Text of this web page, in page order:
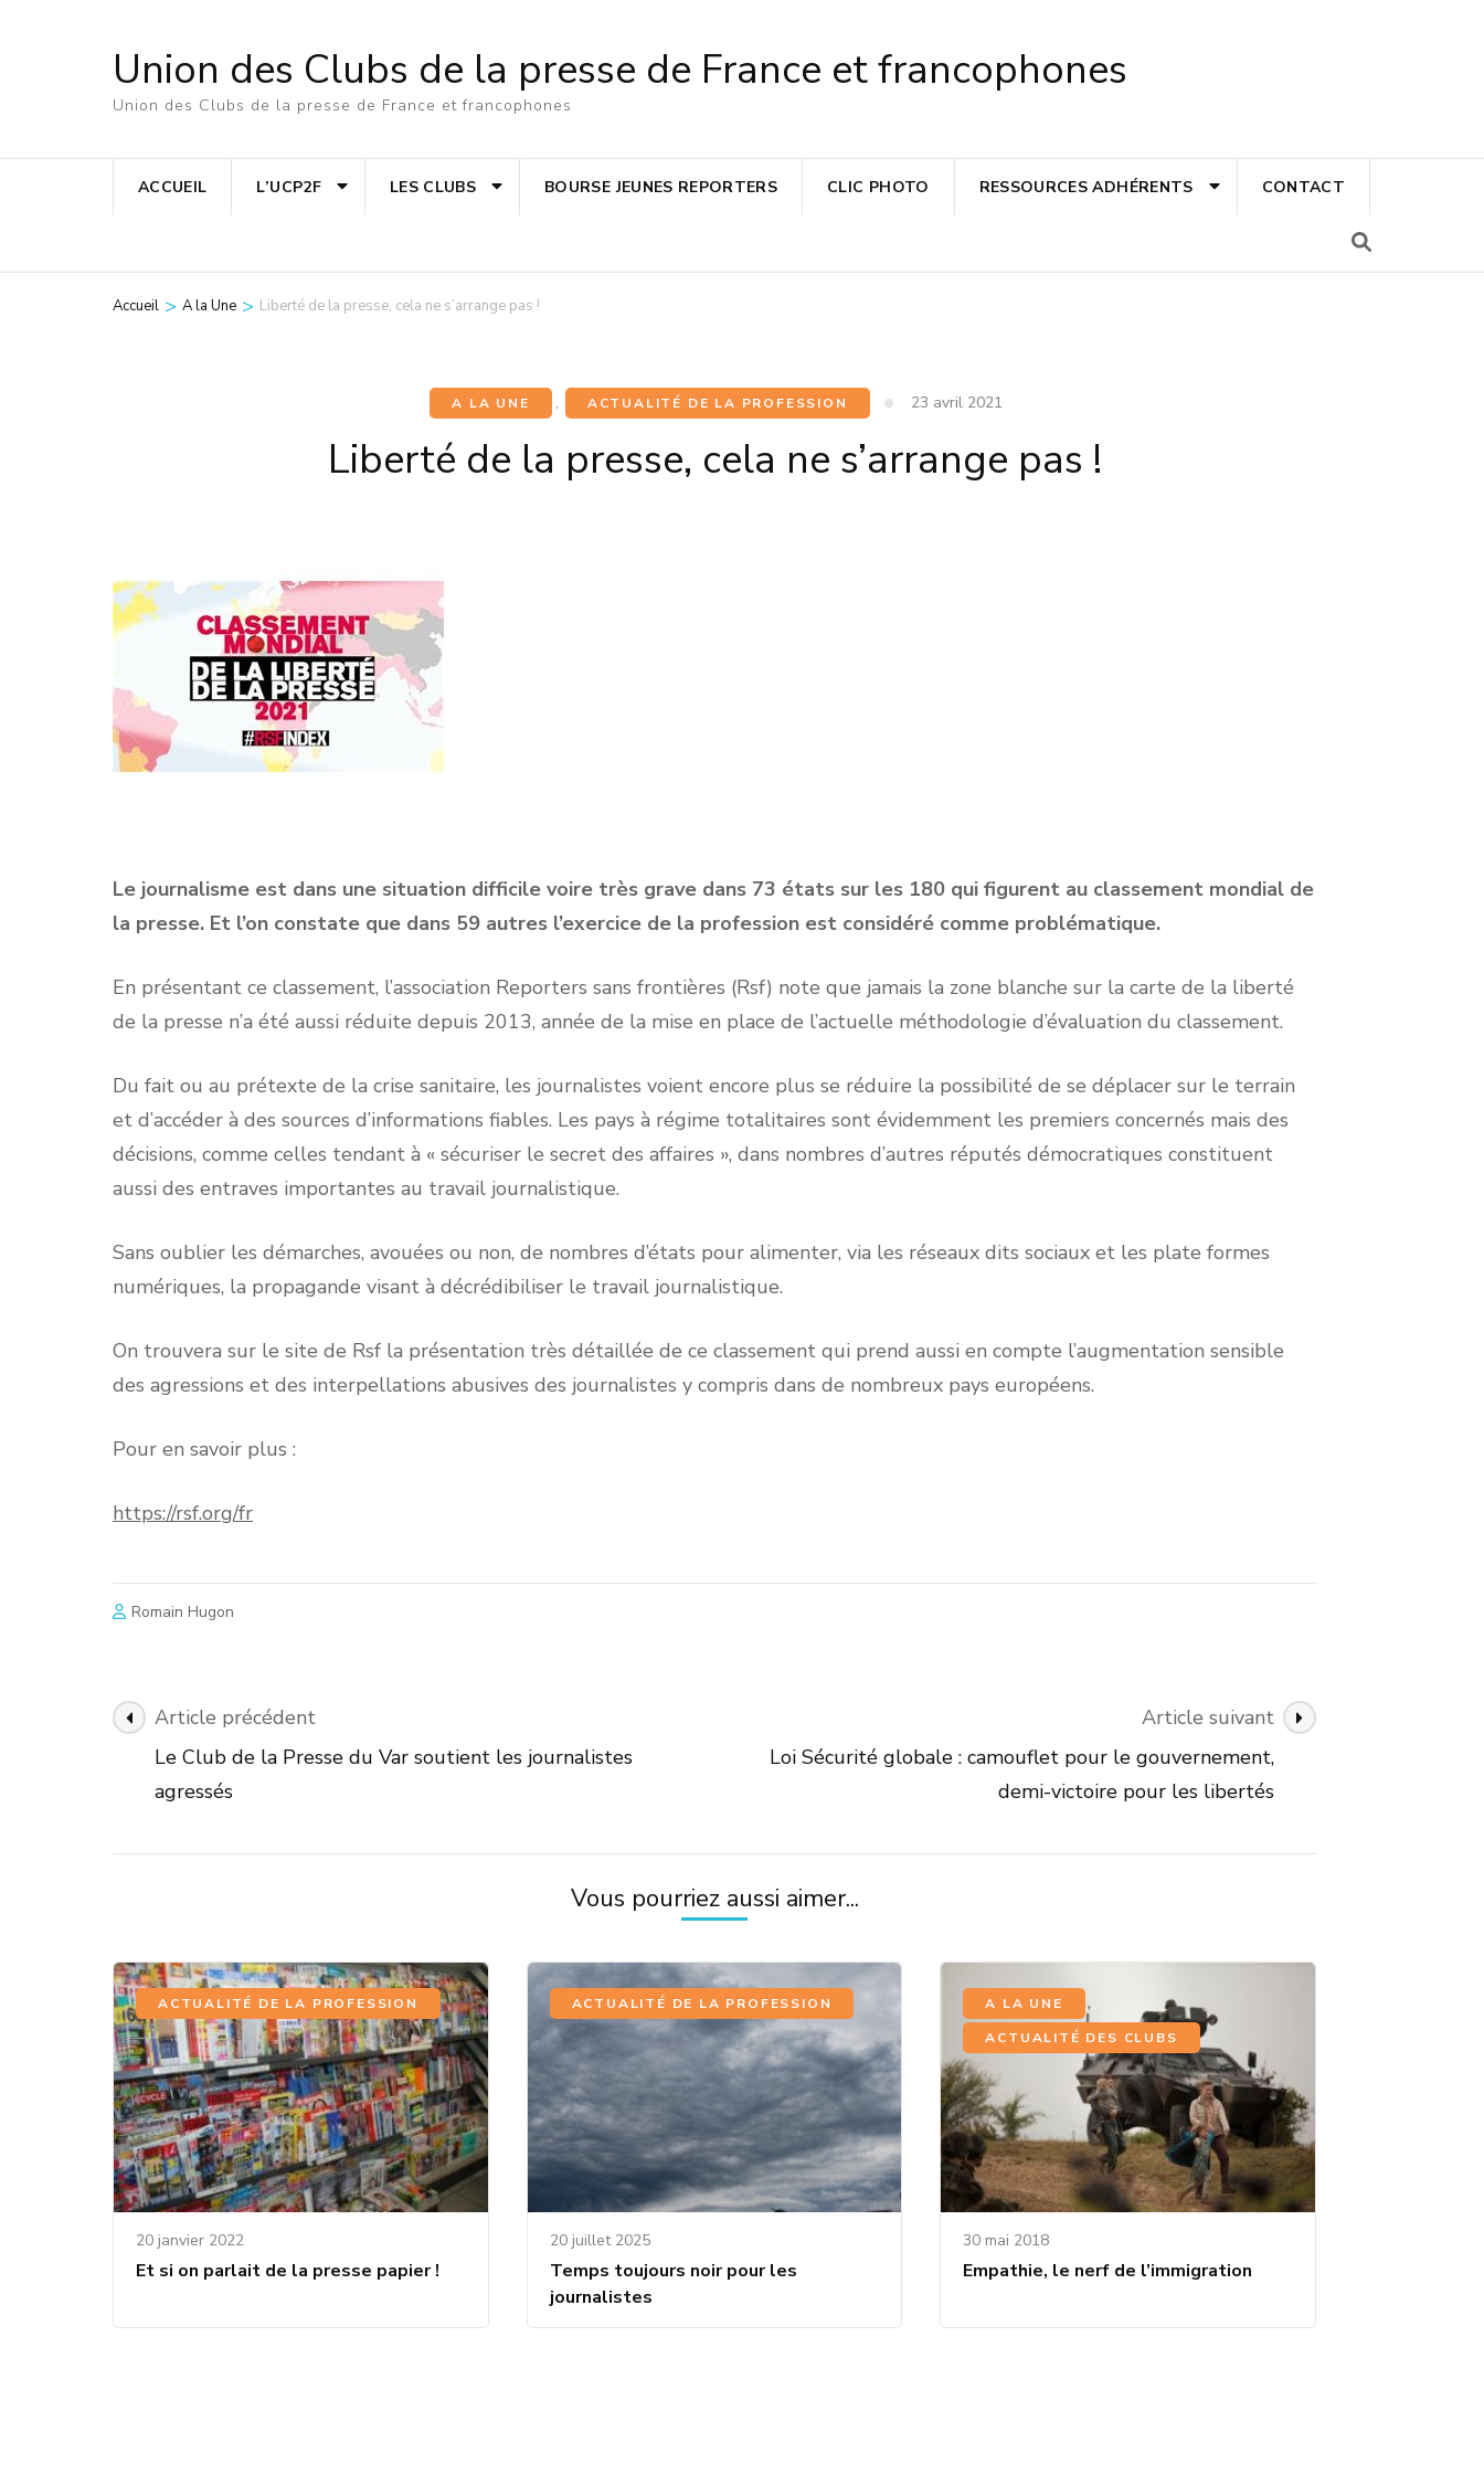
Entrée)
Union des Clubs de la presse de France et francophones
Union des Clubs de la presse de France et francophones
ACCUEIL L’UCP2F LES CLUBS BOURSE JEUNES REPORTERS CLIC PHOTO RESSOURCES ADHÉRENTS CONTACT
Accueil > A la Une > Liberté de la presse, cela ne s’arrange pas !
A LA UNE , ACTUALITÉ DE LA PROFESSION 23 avril 2021
Liberté de la presse, cela ne s’arrange pas !
Le journalisme est dans une situation difficile voire très grave dans 73 états sur les 180 qui figurent au classement mondial de
la presse. Et l’on constate que dans 59 autres l’exercice de la profession est considéré comme problématique.
En présentant ce classement, l’association Reporters sans frontières (Rsf) note que jamais la zone blanche sur la carte de la liberté
de la presse n’a été aussi réduite depuis 2013, année de la mise en place de l’actuelle méthodologie d’évaluation du classement.
Du fait ou au prétexte de la crise sanitaire, les journalistes voient encore plus se réduire la possibilité de se déplacer sur le terrain
et d’accéder à des sources d’informations fiables. Les pays à régime totalitaires sont évidemment les premiers concernés mais des
décisions, comme celles tendant à « sécuriser le secret des affaires », dans nombres d’autres réputés démocratiques constituent
aussi des entraves importantes au travail journalistique.
Sans oublier les démarches, avouées ou non, de nombres d’états pour alimenter, via les réseaux dits sociaux et les plate formes
numériques, la propagande visant à décrédibiliser le travail journalistique.
On trouvera sur le site de Rsf la présentation très détaillée de ce classement qui prend aussi en compte l’augmentation sensible
des agressions et des interpellations abusives des journalistes y compris dans de nombreux pays européens.
Pour en savoir plus :
https://rsf.org/fr
Romain Hugon
Navigation
des
articles
Article précédent
Le Club de la Presse du Var soutient les journalistes
agressés
Article suivant
Loi Sécurité globale : camouflet pour le gouvernement,
demi-victoire pour les libertés
Vous pourriez aussi aimer...
ACTUALITÉ DE LA PROFESSION
20 janvier 2022
Et si on parlait de la presse papier !
ACTUALITÉ DE LA PROFESSION
20 juillet 2025
Temps toujours noir pour les
journalistes
A LA UNE ,
ACTUALITÉ DES CLUBS
30 mai 2018
Empathie, le nerf de l’immigration